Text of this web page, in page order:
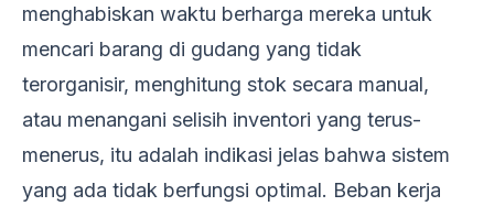
menghabiskan waktu berharga mereka untuk
mencari barang di gudang yang tidak
terorganisir, menghitung stok secara manual,
atau menangani selisih inventori yang terus-
menerus, itu adalah indikasi jelas bahwa sistem
yang ada tidak berfungsi optimal. Beban kerja